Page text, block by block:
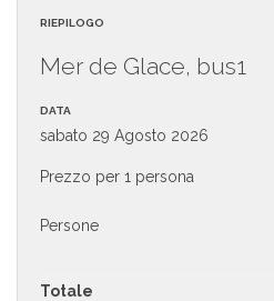
RIEPILOGO
Mer de Glace, bus1
DATA
sabato 29 Agosto 2026
Prezzo per 1 persona
Persone
Totale